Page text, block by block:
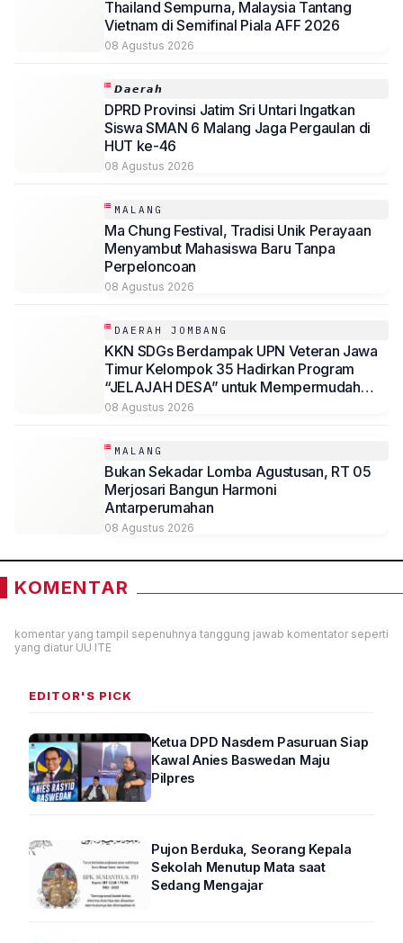
Thailand Sempurna, Malaysia Tantang
Vietnam di Semifinal Piala AFF 2026
08 Agustus 2026
𝘿𝙖𝙚𝙧𝙖𝙝
DPRD Provinsi Jatim Sri Untari Ingatkan
Siswa SMAN 6 Malang Jaga Pergaulan di
HUT ke-46
08 Agustus 2026
MALANG
Ma Chung Festival, Tradisi Unik Perayaan
Menyambut Mahasiswa Baru Tanpa
Perpeloncoan
08 Agustus 2026
DAERAH JOMBANG
KKN SDGs Berdampak UPN Veteran Jawa
Timur Kelompok 35 Hadirkan Program
“JELAJAH DESA” untuk Mempermudah
Akses Informasi Desa Sambirejo
08 Agustus 2026
MALANG
Bukan Sekadar Lomba Agustusan, RT 05
Merjosari Bangun Harmoni
Antarperumahan
08 Agustus 2026
KOMENTAR
komentar yang tampil sepenuhnya tanggung jawab komentator seperti
yang diatur UU ITE
EDITOR'S PICK
Ketua DPD Nasdem Pasuruan Siap
Kawal Anies Baswedan Maju
Pilpres
Pujon Berduka, Seorang Kepala
Sekolah Menutup Mata saat
Sedang Mengajar